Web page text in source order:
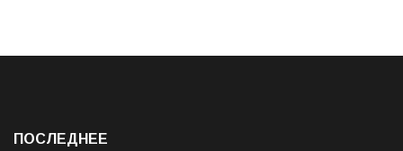
ПОСЛЕДНЕЕ